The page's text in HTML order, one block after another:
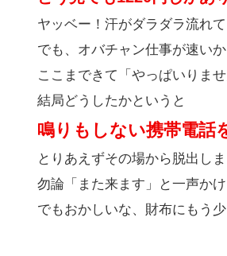
ヤッベー！汗がダラダラ流れ
でも、オバチャン仕事が速い
ここまできて「やっぱいりま
結局どうしたかというと
鳴りもしない携帯電話
とりあえずその場から脱出しま
勿論「また来ます」と一声か
でもおかしいな、財布にもう